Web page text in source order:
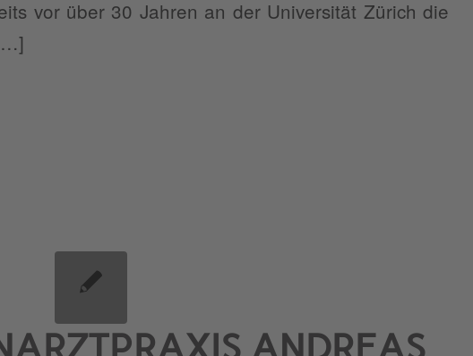
vor über 30 Jahren an der Universität Zürich die